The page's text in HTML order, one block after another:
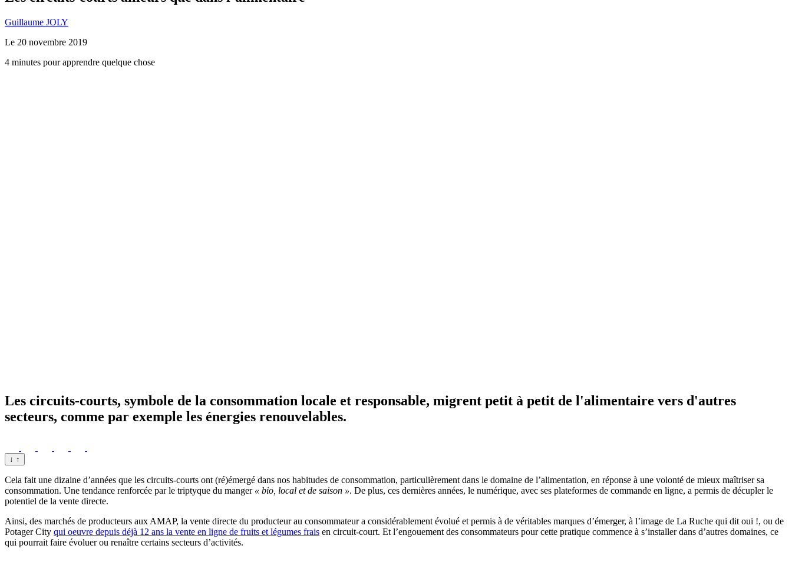
Guillaume JOLY
Le 20 novembre 2019
4 minutes pour apprendre quelque chose
Les circuits-courts, symbole de la consommation locale et responsable, migrent petit à petit de l'alimentaire vers d'autres
secteurs, comme par exemple les énergies renouvelables.
↓ ↑
Cela fait une dizaine d’années que les circuits-courts ont (ré)émergé dans nos habitudes de consommation, particulièrement dans le domaine de l’alimentation, en réponse à une volonté de mieux maîtriser sa
consommation. Une tendance renforcée par le triptyque du manger « bio, local et de saison ». De plus, ces dernières années, le numérique, avec ses plateformes de commande en ligne, a permis de décupler le
potentiel de la vente directe.
Ainsi, des marchés de producteurs aux AMAP, la vente directe du producteur au consommateur a considérablement évolué et permis à de véritables marques d’émerger, à l’image de La Ruche qui dit oui !, ou de
Potager City qui oeuvre depuis déjà 12 ans la vente en ligne de fruits et légumes frais en circuit-court. Et l’engouement des consommateurs pour cette pratique commence à s’installer dans d’autres domaines, ce
qui pourrait faire évoluer ou renaître certains secteurs d’activités.